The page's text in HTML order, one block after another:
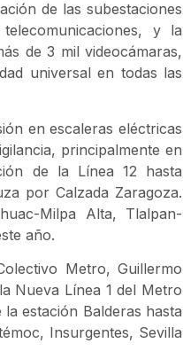
de las subestaciones
y la
de 3 mil videocámaras,
universal en todas las
en escaleras eléctricas
principalmente en
de la Línea 12 hasta
por Calzada Zaragoza.
Milpa Alta, Tlalpan-
año.
Metro, Guillermo
Nueva Línea 1 del Metro
estación Balderas hasta
Insurgentes, Sevilla